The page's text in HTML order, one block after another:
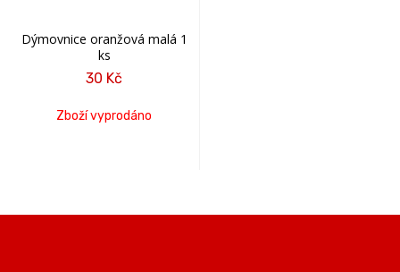
Dýmovnice oranžová malá 1
ks
30 Kč
Zboží vyprodáno